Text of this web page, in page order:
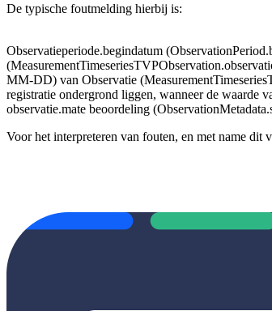
De typische foutmelding hierbij is:
Observatieperiode.begindatum
MM-DD) van Observatie
registratie ondergrond liggen, wanneer de waarde
observatie.mate beoordeling
Voor het interpreteren van fouten, en met name dit